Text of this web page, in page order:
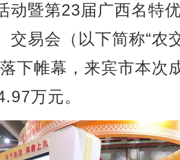
动暨第23届广西名特
交易会（以下简称“农
下帷幕，来宾市本次
万元。